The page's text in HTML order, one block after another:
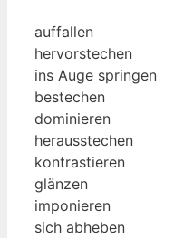
auffallen
hervorstechen
ins Auge springen
bestechen
dominieren
herausstechen
kontrastieren
glänzen
imponieren
sich abheben